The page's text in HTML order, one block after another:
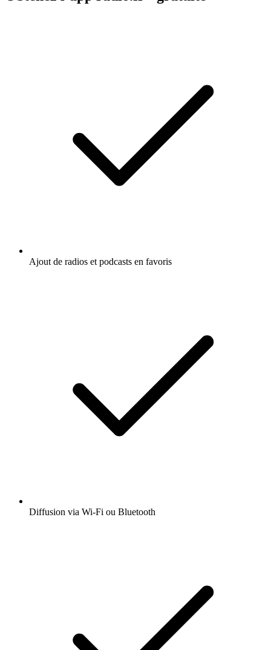
Ajout de radios et podcasts en favoris
Diffusion via Wi-Fi ou Bluetooth